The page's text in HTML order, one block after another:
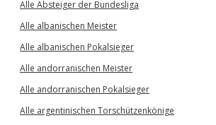
Alle Absteiger der Bundesliga
Alle albanischen Meister
Alle albanischen Pokalsieger
Alle andorranischen Meister
Alle andorranischen Pokalsieger
Alle argentinischen Torschützenkönige